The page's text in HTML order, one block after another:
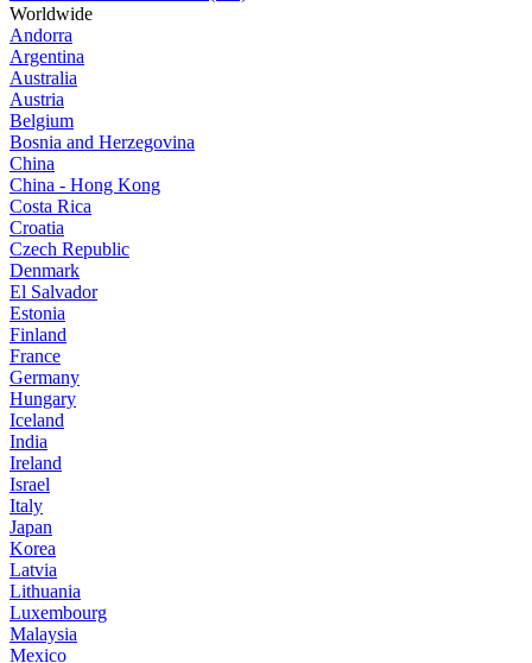
Worldwide
Andorra
Argentina
Australia
Austria
Belgium
Bosnia and Herzegovina
China
China - Hong Kong
Costa Rica
Croatia
Czech Republic
Denmark
El Salvador
Estonia
Finland
France
Germany
Hungary
Iceland
India
Ireland
Israel
Italy
Japan
Korea
Latvia
Lithuania
Luxembourg
Malaysia
Mexico